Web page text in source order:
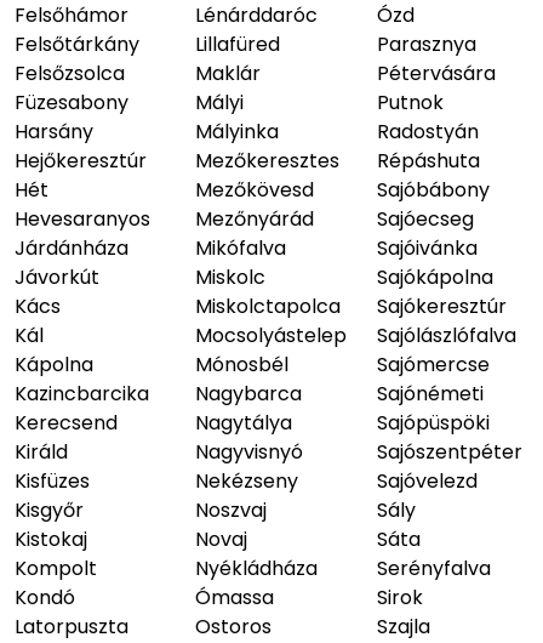
Felsőhámor
Felsőtárkány
Felsőzsolca
Füzesabony
Harsány
Hejőkeresztúr
Hét
Hevesaranyos
Járdánháza
Jávorkút
Kács
Kál
Kápolna
Kazincbarcika
Kerecsend
Királd
Kisfüzes
Kisgyőr
Kistokaj
Kompolt
Kondó
Latorpuszta
Lénárddaróc
Lillafüred
Maklár
Mályi
Mályinka
Mezőkeresztes
Mezőkövesd
Mezőnyárád
Mikófalva
Miskolc
Miskolctapolca
Mocsolyástelep
Mónosbél
Nagybarca
Nagytálya
Nagyvisnyó
Nekézseny
Noszvaj
Novaj
Nyékládháza
Ómassa
Ostoros
Ózd
Parasznya
Pétervására
Putnok
Radostyán
Répáshuta
Sajóbábony
Sajóecseg
Sajóivánka
Sajókápolna
Sajókeresztúr
Sajólászlófalva
Sajómercse
Sajónémeti
Sajópüspöki
Sajószentpéter
Sajóvelezd
Sály
Sáta
Serényfalva
Sirok
Szajla